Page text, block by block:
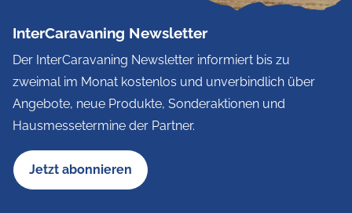
InterCaravaning Newsletter
Der InterCaravaning Newsletter informiert bis zu
zweimal im Monat kostenlos und unverbindlich über
Angebote, neue Produkte, Sonderaktionen und
Hausmessetermine der Partner.
Jetzt abonnieren